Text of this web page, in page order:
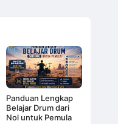
Panduan Lengkap
Belajar Drum dari
Nol untuk Pemula